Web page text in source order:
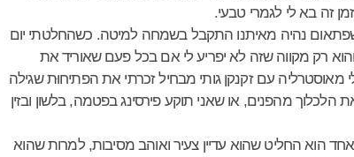
זה בא לי לגמרי טבעי.
נהיה מאיתנו התקבל בשמחה למיטה. כשהחלטתי יום
רק מקווה שזה לא יפריע לי אם בכל פעם שאוריד את
מאוסטרליה עם זקנקן גותי מבחיל זכרתי את הפתיחוּת שגילה
מהפנים, או שאני תוקע פירסינג בפטמה, בלשון ובזין
הוא החליט שהוא עדיין צעיר ואוהב מסיבות, למרות שהוא